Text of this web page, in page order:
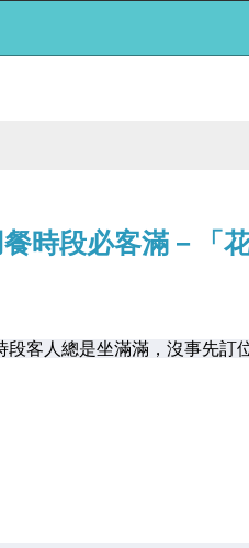
時段必客滿－「花
客人總是坐滿滿，沒事先訂